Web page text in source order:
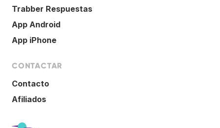
Trabber Respuestas
App Android
App iPhone
CONTACTAR
Contacto
Afiliados